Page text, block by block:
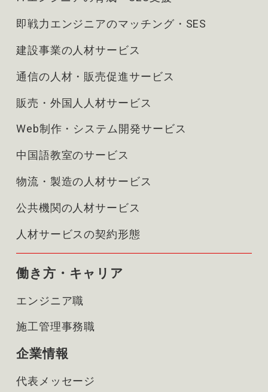
即戦力エンジニアのマッチング・SES
建設事業の人材サービス
通信の人材・販売促進サービス
販売・外国人人材サービス
Web制作・システム開発サービス
中国語教室のサービス
物流・製造の人材サービス
公共機関の人材サービス
人材サービスの契約形態
働き方・キャリア
エンジニア職
施工管理事務職
企業情報
代表メッセージ